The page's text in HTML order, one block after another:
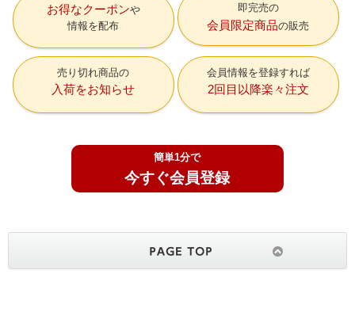
お得なクーポン
情報を配布
即完売の
会員限定商品の販売
売り切れ商品の
入荷をお知らせ
会員情報を登録すれば
2回目以降楽々注文
簡単1分で
今すぐ会員登録